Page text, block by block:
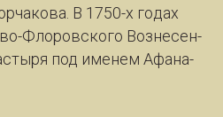
В 1750-х го­дах
Фло­ров­ско­го Воз­не­сен­
под име­нем Афа­на­